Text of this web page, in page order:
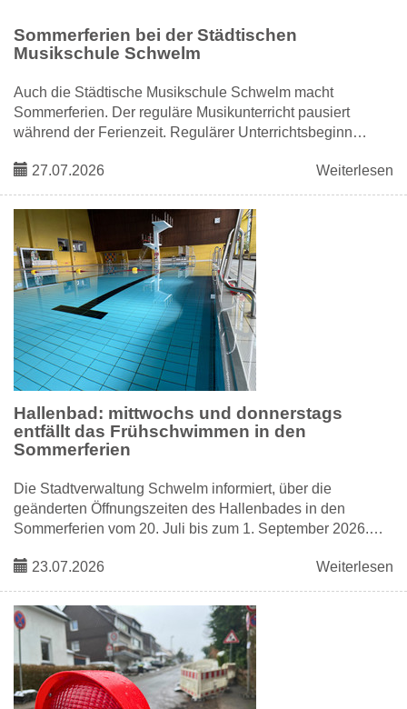
Sommerferien bei der Städtischen
Musikschule Schwelm
Auch die Städtische Musikschule Schwelm macht
Sommerferien. Der reguläre Musikunterricht pausiert
während der Ferienzeit. Regulärer Unterrichtsbeginn…
27.07.2026 Weiterlesen
Hallenbad: mittwochs und donnerstags
entfällt das Frühschwimmen in den
Sommerferien
Die Stadtverwaltung Schwelm informiert, über die
geänderten Öffnungszeiten des Hallenbades in den
Sommerferien vom 20. Juli bis zum 1. September 2026.…
23.07.2026 Weiterlesen